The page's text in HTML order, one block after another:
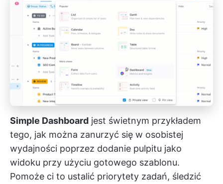
Simple Dashboard jest świetnym przykładem
tego, jak można zanurzyć się w osobistej
wydajności poprzez dodanie pulpitu jako
widoku przy użyciu gotowego szablonu.
Pomoże ci to ustalić priorytety zadań, śledzić